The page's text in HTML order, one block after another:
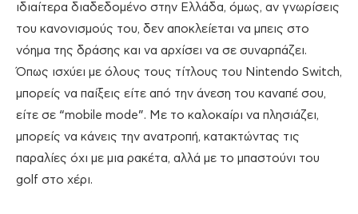
ιδιαίτερα διαδεδομένο στην Ελλάδα, όμως, αν γνωρίσεις
του κανονισμούς του, δεν αποκλείεται να μπεις στο
νόημα της δράσης και να αρχίσει να σε συναρπάζει.
Όπως ισχύει με όλους τους τίτλους του Nintendo Switch,
μπορείς να παίξεις είτε από την άνεση του καναπέ σου,
είτε σε “mobile mode”. Με το καλοκαίρι να πλησιάζει,
μπορείς να κάνεις την ανατροπή, κατακτώντας τις
παραλίες όχι με μια ρακέτα, αλλά με το μπαστούνι του
golf στο χέρι.